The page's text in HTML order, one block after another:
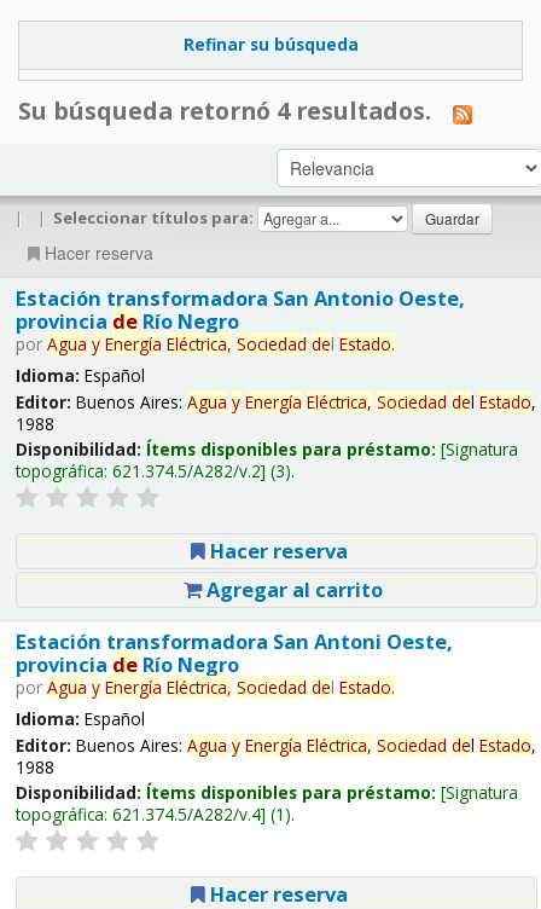
Refinar su búsqueda
Su búsqueda retornó 4 resultados.
| | Seleccionar títulos para:
Hacer reserva
Estación transformadora San Antonio Oeste,
provincia deRío Negro
por Agua y Energía Eléctrica, Sociedad del Estado.
Idioma: Español
Editor: Buenos Aires: Agua y Energía Eléctrica, Sociedad del Estado,
1988
Disponibilidad: Ítems disponibles para préstamo: Signatura
topográfica: 621.374.5/A282/v.2 (3).
Hacer reserva
Agregar al carrito
Estación transformadora San Antoni Oeste,
provincia deRío Negro
por Agua y Energía Eléctrica, Sociedad del Estado.
Idioma: Español
Editor: Buenos Aires: Agua y Energía Eléctrica, Sociedad del Estado,
1988
Disponibilidad: Ítems disponibles para préstamo: Signatura
topográfica: 621.374.5/A282/v.4 (1).
Hacer reserva